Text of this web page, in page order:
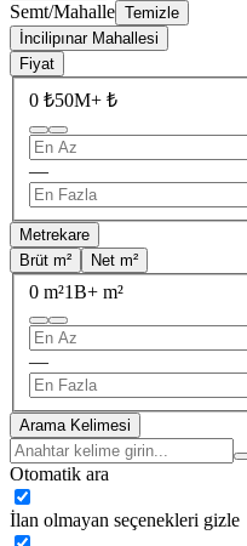
Semt/Mahalle Temizle
İncilipınar Mahallesi
Fiyat
0 ₺50M+ ₺
—
Metrekare
Brüt m²
Net m²
0 m²1B+ m²
—
Arama Kelimesi
Otomatik ara
İlan olmayan seçenekleri gizle